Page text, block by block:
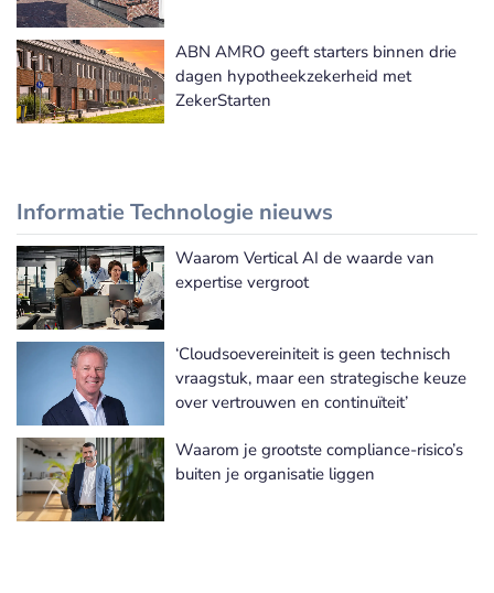
ABN AMRO geeft starters binnen drie
dagen hypotheekzekerheid met
ZekerStarten
Informatie Technologie nieuws
Meer Informatie Technologie nieuws
Waarom Vertical AI de waarde van
expertise vergroot
‘Cloudsoevereiniteit is geen technisch
vraagstuk, maar een strategische keuze
over vertrouwen en continuïteit’
Waarom je grootste compliance-risico’s
buiten je organisatie liggen